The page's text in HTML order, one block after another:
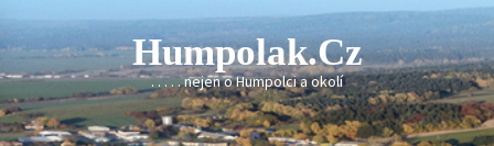
content
Humpolak.cz
. . . . . nejen o Humpolci a okolí